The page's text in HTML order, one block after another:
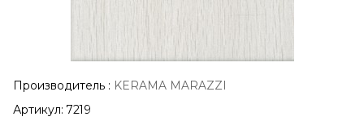
Производитель : KERAMA MARAZZI
Артикул: 7219